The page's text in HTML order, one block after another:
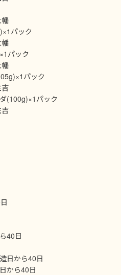
パック
パック
パック
(100g)×1パック
40日
日から40日
から40日